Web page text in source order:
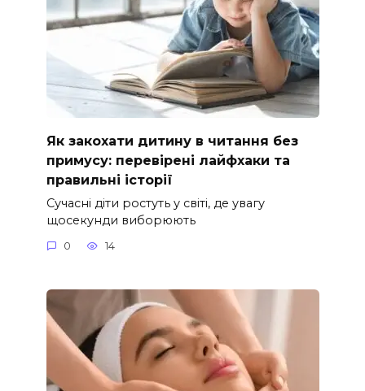
Як закохати дитину в читання без
примусу: перевірені лайфхаки та
правильні історії
Сучасні діти ростуть у світі, де увагу
щосекунди виборюють
0 14